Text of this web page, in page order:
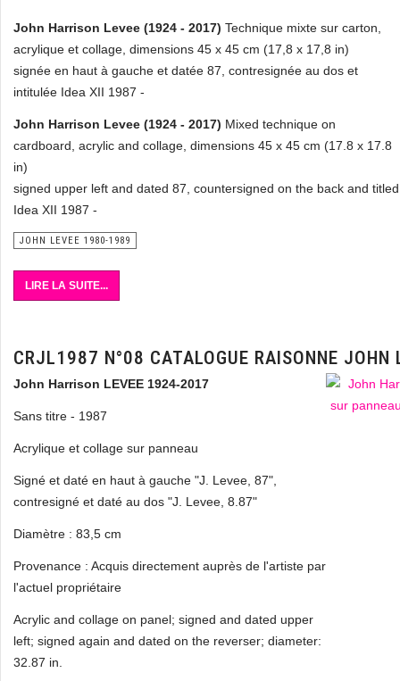
John Harrison Levee (1924 - 2017) Technique mixte sur carton,
acrylique et collage, dimensions 45 x 45 cm (17,8 x 17,8 in)
signée en haut à gauche et datée 87, contresignée au dos et
intitulée Idea XII 1987 -
John Harrison Levee (1924 - 2017) Mixed technique on
cardboard, acrylic and collage, dimensions 45 x 45 cm (17.8 x 17.8
in)
signed upper left and dated 87, countersigned on the back and titled
Idea XII 1987 -
JOHN LEVEE 1980-1989
LIRE LA SUITE...
CRJL1987 N°08 CATALOGUE RAISONNE JOHN
John Harrison LEVEE 1924-2017
Sans titre - 1987
Acrylique et collage sur panneau
Signé et daté en haut à gauche "J. Levee, 87",
contresigné et daté au dos "J. Levee, 8.87"
Diamètre : 83,5 cm
Provenance : Acquis directement auprès de l'artiste par
l'actuel propriétaire
Acrylic and collage on panel; signed and dated upper
left; signed again and dated on the reverser; diameter:
32.87 in.